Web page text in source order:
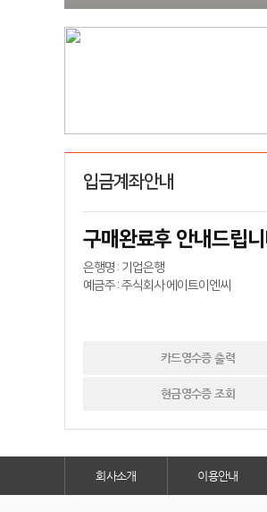
입금계좌안내
구매완료후 안내드립
은행명 : 기업은행
예금주 : 주식회사 에이트이엔씨
카드영수증 출력
현금영수증 조회
회사소개 이용안내